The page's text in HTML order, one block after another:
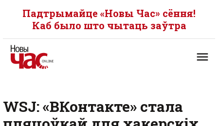
Падтрымайце «Новы Час» сёння!
Каб было што чытаць заўтра
WSJ: «ВКонтакте» стала